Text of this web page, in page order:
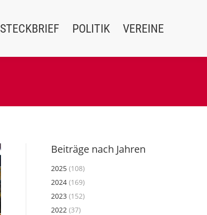
STECKBRIEF POLITIK VEREINE
Beiträge nach Jahren
2025(108)
2024(169)
2023(152)
2022(37)